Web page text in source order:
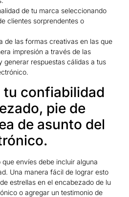
de tu marca seleccionando
clientes sorprendentes o
de las formas creativas en las que
impresión a través de las
generar respuestas cálidas a tus
tu confiabilidad
pie de
de asunto del
envíes debe incluir alguna
Una manera fácil de lograr esto
estrellas en el encabezado de lu
o agregar un testimonio de